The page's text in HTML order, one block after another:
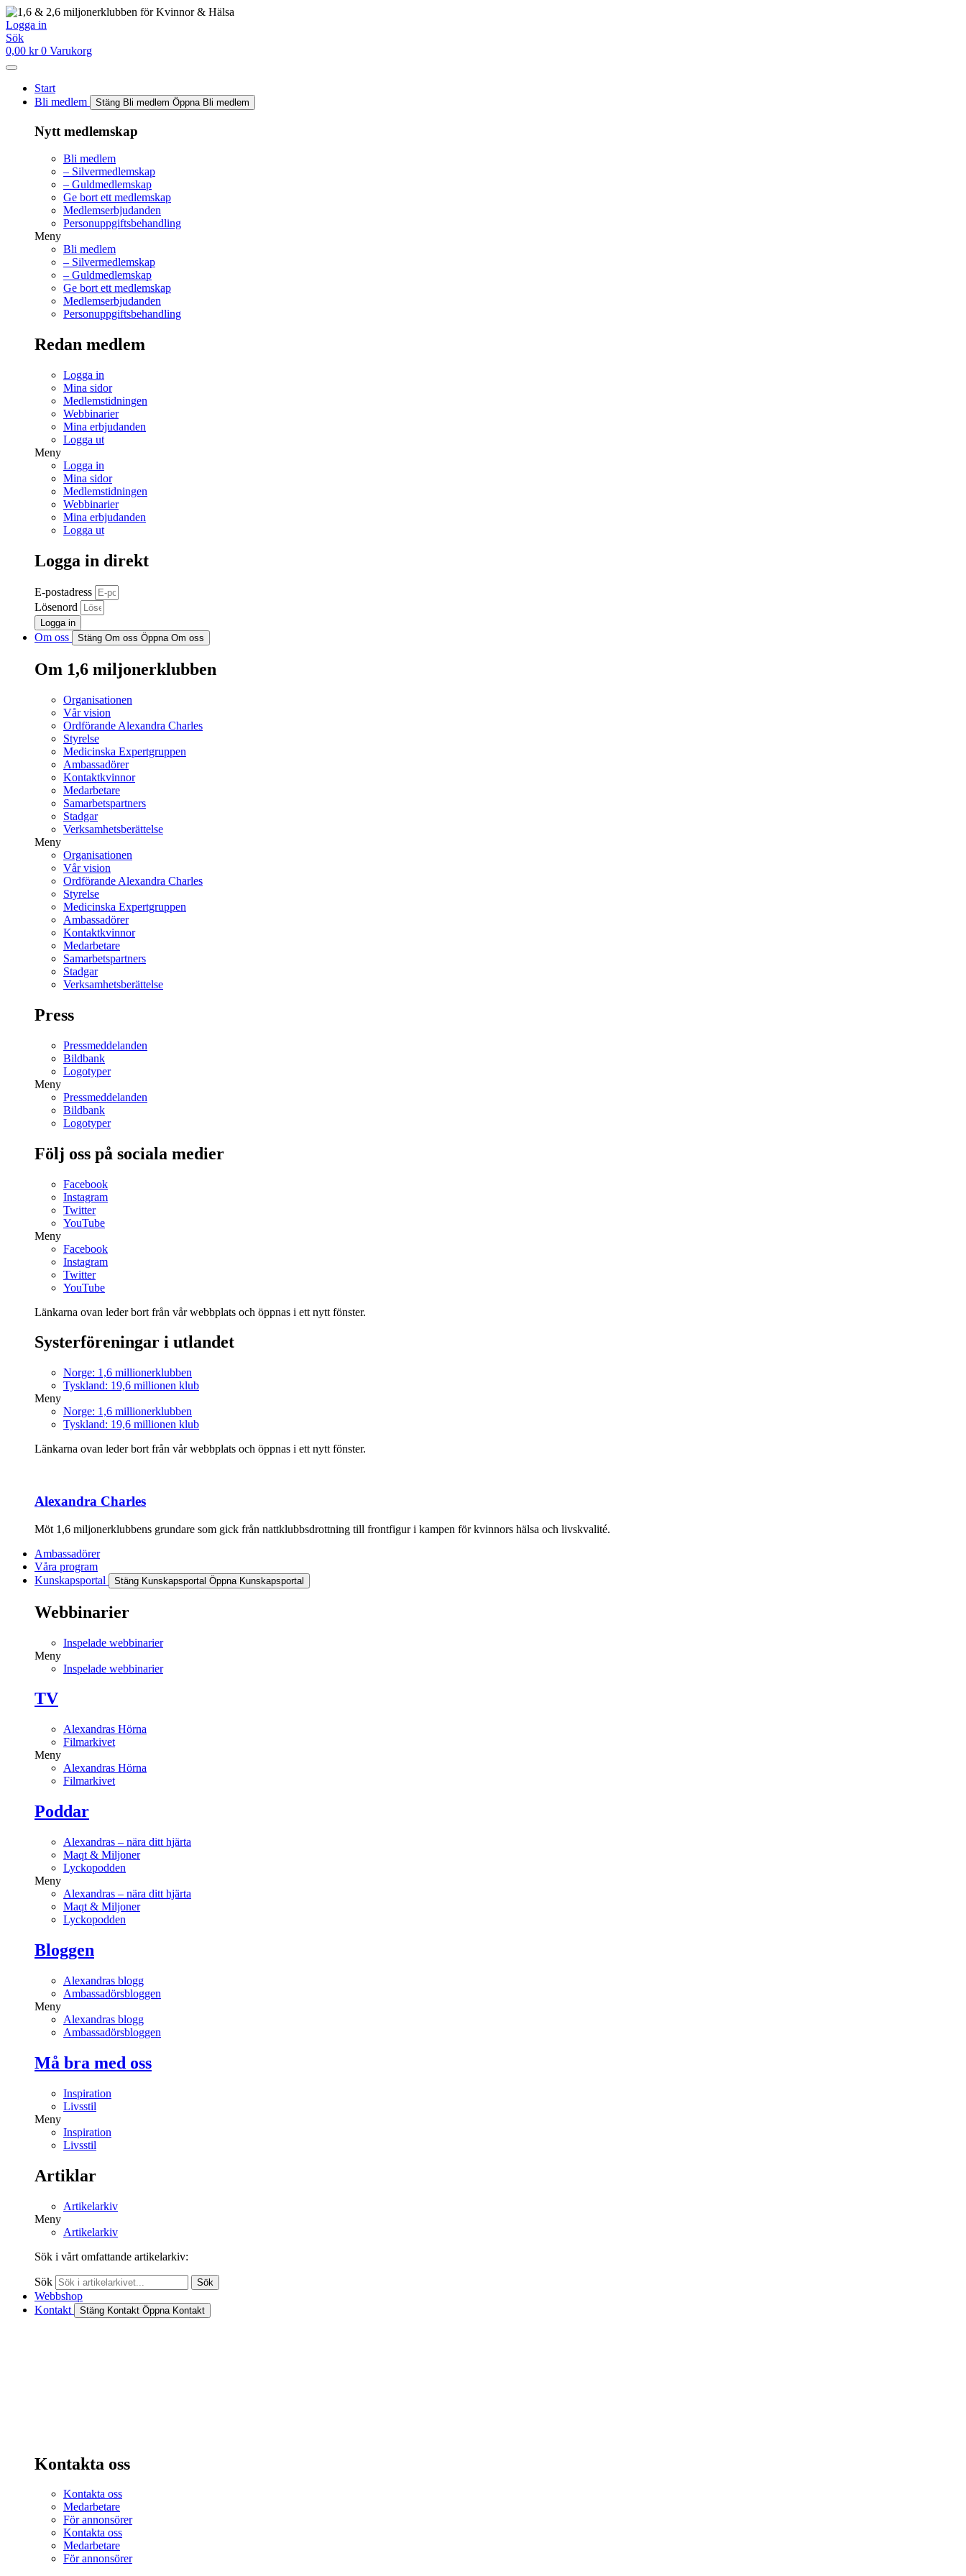
Hoppa
till
innehåll
Logga in
Sök
0,00 kr 0 Varukorg
Start
Bli medlem
Stäng Bli medlem Öppna Bli medlem
Nytt medlemskap
Bli medlem
– Silvermedlemskap
– Guldmedlemskap
Ge bort ett medlemskap
Medlemserbjudanden
Personuppgiftsbehandling
Meny
Bli medlem
– Silvermedlemskap
– Guldmedlemskap
Ge bort ett medlemskap
Medlemserbjudanden
Personuppgiftsbehandling
Redan medlem
Logga in
Mina sidor
Medlemstidningen
Webbinarier
Mina erbjudanden
Logga ut
Meny
Logga in
Mina sidor
Medlemstidningen
Webbinarier
Mina erbjudanden
Logga ut
Logga in direkt
E-postadress
Lösenord
Logga in
Om oss Stäng Om oss Öppna Om oss
Om 1,6 miljonerklubben
Organisationen
Vår vision
Ordförande Alexandra Charles
Styrelse
Medicinska Expertgruppen
Ambassadörer
Kontaktkvinnor
Medarbetare
Samarbetspartners
Stadgar
Verksamhetsberättelse
Meny
Organisationen
Vår vision
Ordförande Alexandra Charles
Styrelse
Medicinska Expertgruppen
Ambassadörer
Kontaktkvinnor
Medarbetare
Samarbetspartners
Stadgar
Verksamhetsberättelse
Press
Pressmeddelanden
Bildbank
Logotyper
Meny
Pressmeddelanden
Bildbank
Logotyper
Följ oss på sociala medier
Facebook
Instagram
Twitter
YouTube
Meny
Facebook
Instagram
Twitter
YouTube
Länkarna ovan leder bort från vår webbplats och öppnas i ett nytt fönster.
Systerföreningar i utlandet
Norge: 1,6 millionerklubben
Tyskland: 19,6 millionen klub
Meny
Norge: 1,6 millionerklubben
Tyskland: 19,6 millionen klub
Länkarna ovan leder bort från vår webbplats och öppnas i ett nytt fönster.
Alexandra Charles
Möt 1,6 miljonerklubbens grundare som gick från nattklubbsdrottning till frontfigur i kampen för kvinnors hälsa och livskvalité.
Ambassadörer
Våra program
Kunskapsportal
Stäng Kunskapsportal Öppna Kunskapsportal
Webbinarier
Inspelade webbinarier
Meny
Inspelade webbinarier
TV
Alexandras Hörna
Filmarkivet
Meny
Alexandras Hörna
Filmarkivet
Poddar
Alexandras – nära ditt hjärta
Maqt & Miljoner
Lyckopodden
Meny
Alexandras – nära ditt hjärta
Maqt & Miljoner
Lyckopodden
Bloggen
Alexandras blogg
Ambassadörsbloggen
Meny
Alexandras blogg
Ambassadörsbloggen
Må bra med oss
Inspiration
Livsstil
Meny
Inspiration
Livsstil
Artiklar
Artikelarkiv
Meny
Artikelarkiv
Sök i vårt omfattande artikelarkiv:
Sök Sök
Webbshop
Kontakt
Stäng Kontakt Öppna Kontakt
Kontakta oss
Kontakta oss
Medarbetare
För annonsörer
Kontakta oss
Medarbetare
För annonsörer